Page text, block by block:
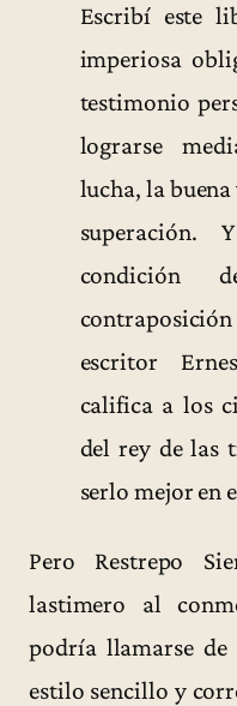
Escribí este
imperiosa
testimonio
lograrse
lucha, la
superación.
condición
escritor
califica a los
del rey de las
serlo mejor en
Pero Restrepo
lastimero al
podría llamarse de
estilo sencillo y